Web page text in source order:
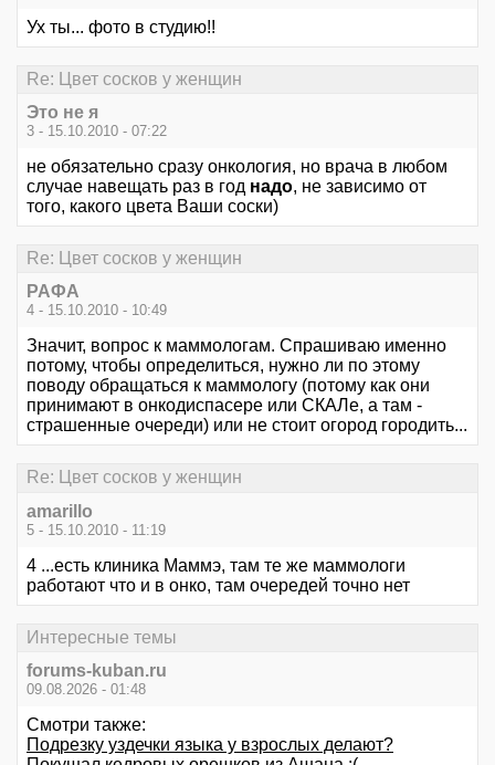
Ух ты... фото в студию!!
Re: Цвет сосков у женщин
Это не я
3 - 15.10.2010 - 07:22
не обязательно сразу онкология, но врача в любом
случае навещать раз в год надо, не зависимо от
того, какого цвета Ваши соски)
Re: Цвет сосков у женщин
РАФА
4 - 15.10.2010 - 10:49
Значит, вопрос к маммологам. Спрашиваю именно
потому, чтобы определиться, нужно ли по этому
поводу обращаться к маммологу (потому как они
принимают в онкодиспасере или СКАЛе, а там -
страшенные очереди) или не стоит огород городить...
Re: Цвет сосков у женщин
amarillo
5 - 15.10.2010 - 11:19
4 ...есть клиника Маммэ, там те же маммологи
работают что и в онко, там очередей точно нет
Интересные темы
forums-kuban.ru
09.08.2026 - 01:48
Смотри также:
Подрезку уздечки языка у взрослых делают?